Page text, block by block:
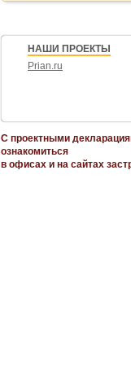
НАШИ ПРОЕКТЫ
Prian.ru
С проектными
ознакомиться
в офисах и на сайтах